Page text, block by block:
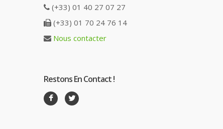
(+33) 01 40 27 07 27
(+33) 01 70 24 76 14
Nous contacter
Restons En Contact !